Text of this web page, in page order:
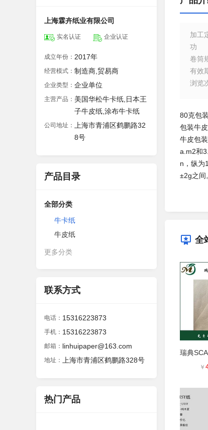
上海霖卉纸业有限公司
实名认证 企业认证
成立年份： 2017年
经营模式： 制造商,贸易商
企业类型： 企业单位
主营产品： 美国华松牛卡纸,日本王
子牛皮纸,涂布牛卡纸
公司地址：
上海市青浦区鹤鹏路32
8号
产品目录
全部分类
牛卡纸
牛皮纸
更多分类
联系方式
电话： 15316223873
手机： 15316223873
邮箱： linhuipaper@163.com
地址： 上海市青浦区鹤鹏路328号
热门产品
加工
功
卷筒
有效
浏览
80克包
包装牛
牛皮包
a.m2和
n，纵
±2g之间
全
￥